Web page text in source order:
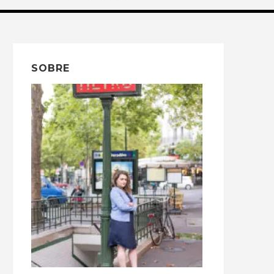
SOBRE